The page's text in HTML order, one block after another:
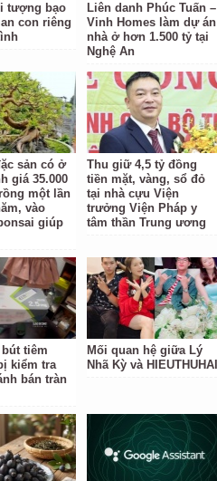
tượng bạo
con riêng
Liên danh Phúc Tuấn –
Vinh Homes làm dự án
nhà ở hơn 1.500 tỷ tại
Nghệ An
sản có ở
giá 35.000
một lần
vào
giúp
Thu giữ 4,5 tỷ đồng
tiền mặt, vàng, sổ đỏ
tại nhà cựu Viện
trưởng Viện Pháp y
tâm thần Trung ương
tiêm
kiểm tra
bán tràn
Mối quan hệ giữa Lý
Nhã Kỳ và HIEUTHUHAI